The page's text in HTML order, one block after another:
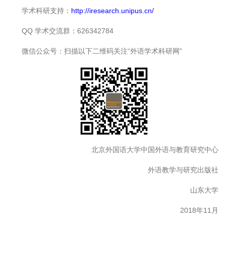
学术科研支持： http://iresearch.unipus.cn/
QQ 学术交流群：626342784
微信公众号：扫描以下二维码关注“外语学术科研网”
北京外国语大学中国外语与教育研究中心
外语教学与研究出版社
山东大学
2018年11月